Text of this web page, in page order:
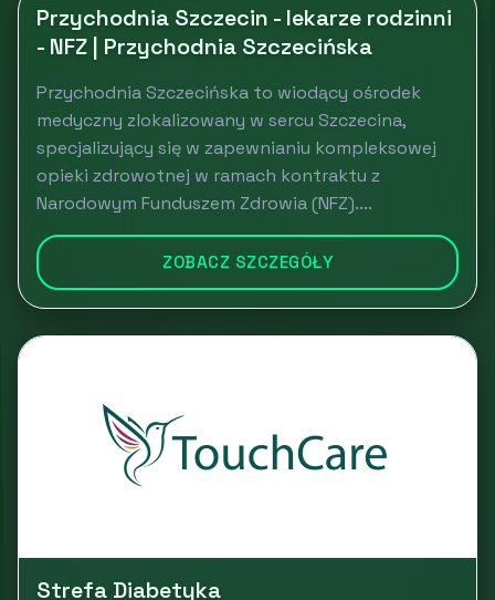
Przychodnia Szczecin - lekarze rodzinni
- NFZ | Przychodnia Szczecińska
Przychodnia Szczecińska to wiodący ośrodek
medyczny zlokalizowany w sercu Szczecina,
specjalizujący się w zapewnianiu kompleksowej
opieki zdrowotnej w ramach kontraktu z
Narodowym Funduszem Zdrowia (NFZ)....
ZOBACZ SZCZEGÓŁY
Strefa Diabetyka